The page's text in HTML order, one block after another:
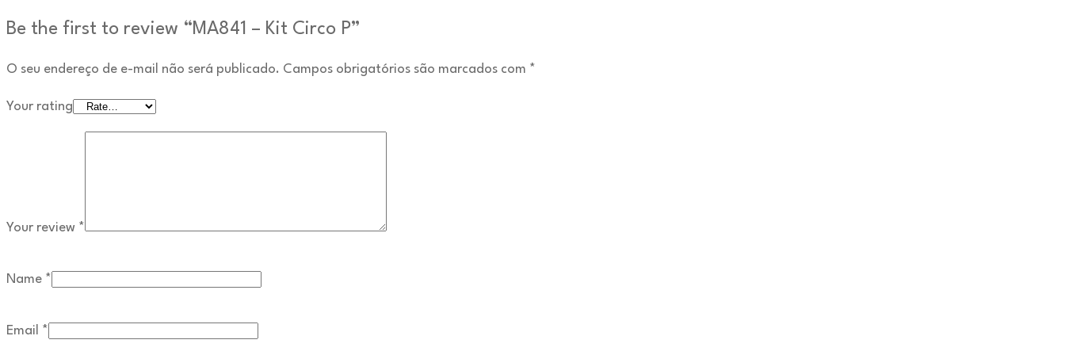
Be the first to review “MA841 – Kit Circo P”
O seu endereço de e-mail não será publicado. Campos obrigatórios são marcados com *
Your rating
Your review *
Name *
Email *